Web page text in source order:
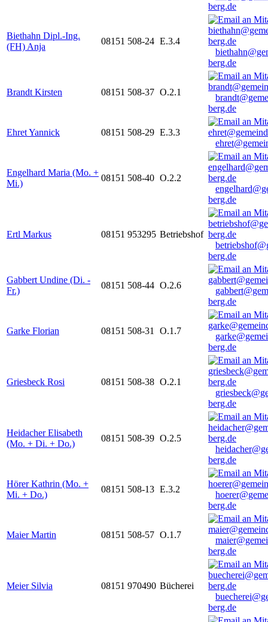
berg.de
Biethahn Dipl.-Ing.
(FH) Anja
08151 508-24 E.3.4
berg.de
Brandt Kirsten 08151 508-37 O.2.1
berg.de
Ehret Yannick 08151 508-29 E.3.3
Engelhard Maria (Mo. +
Mi.)
08151 508-40 O.2.2
berg.de
Ertl Markus 08151 953295 Betriebshof
berg.de
Gabbert Undine (Di. -
Fr.)
08151 508-44 O.2.6
berg.de
Garke Florian 08151 508-31 O.1.7
berg.de
Griesbeck Rosi 08151 508-38 O.2.1
berg.de
Heidacher Elisabeth
(Mo. + Di. + Do.)
08151 508-39 O.2.5
berg.de
Hörer Kathrin (Mo. +
Mi. + Do.)
08151 508-13 E.3.2
berg.de
Maier Martin 08151 508-57 O.1.7
berg.de
Meier Silvia 08151 970490 Bücherei
berg.de